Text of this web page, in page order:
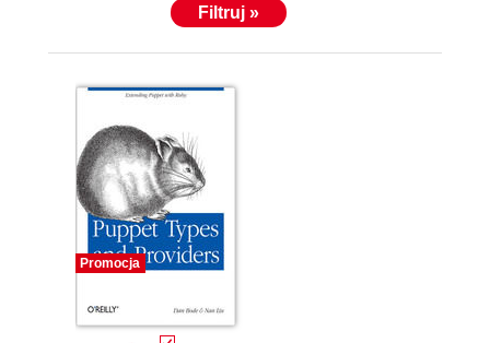
Filtruj »
Promocja